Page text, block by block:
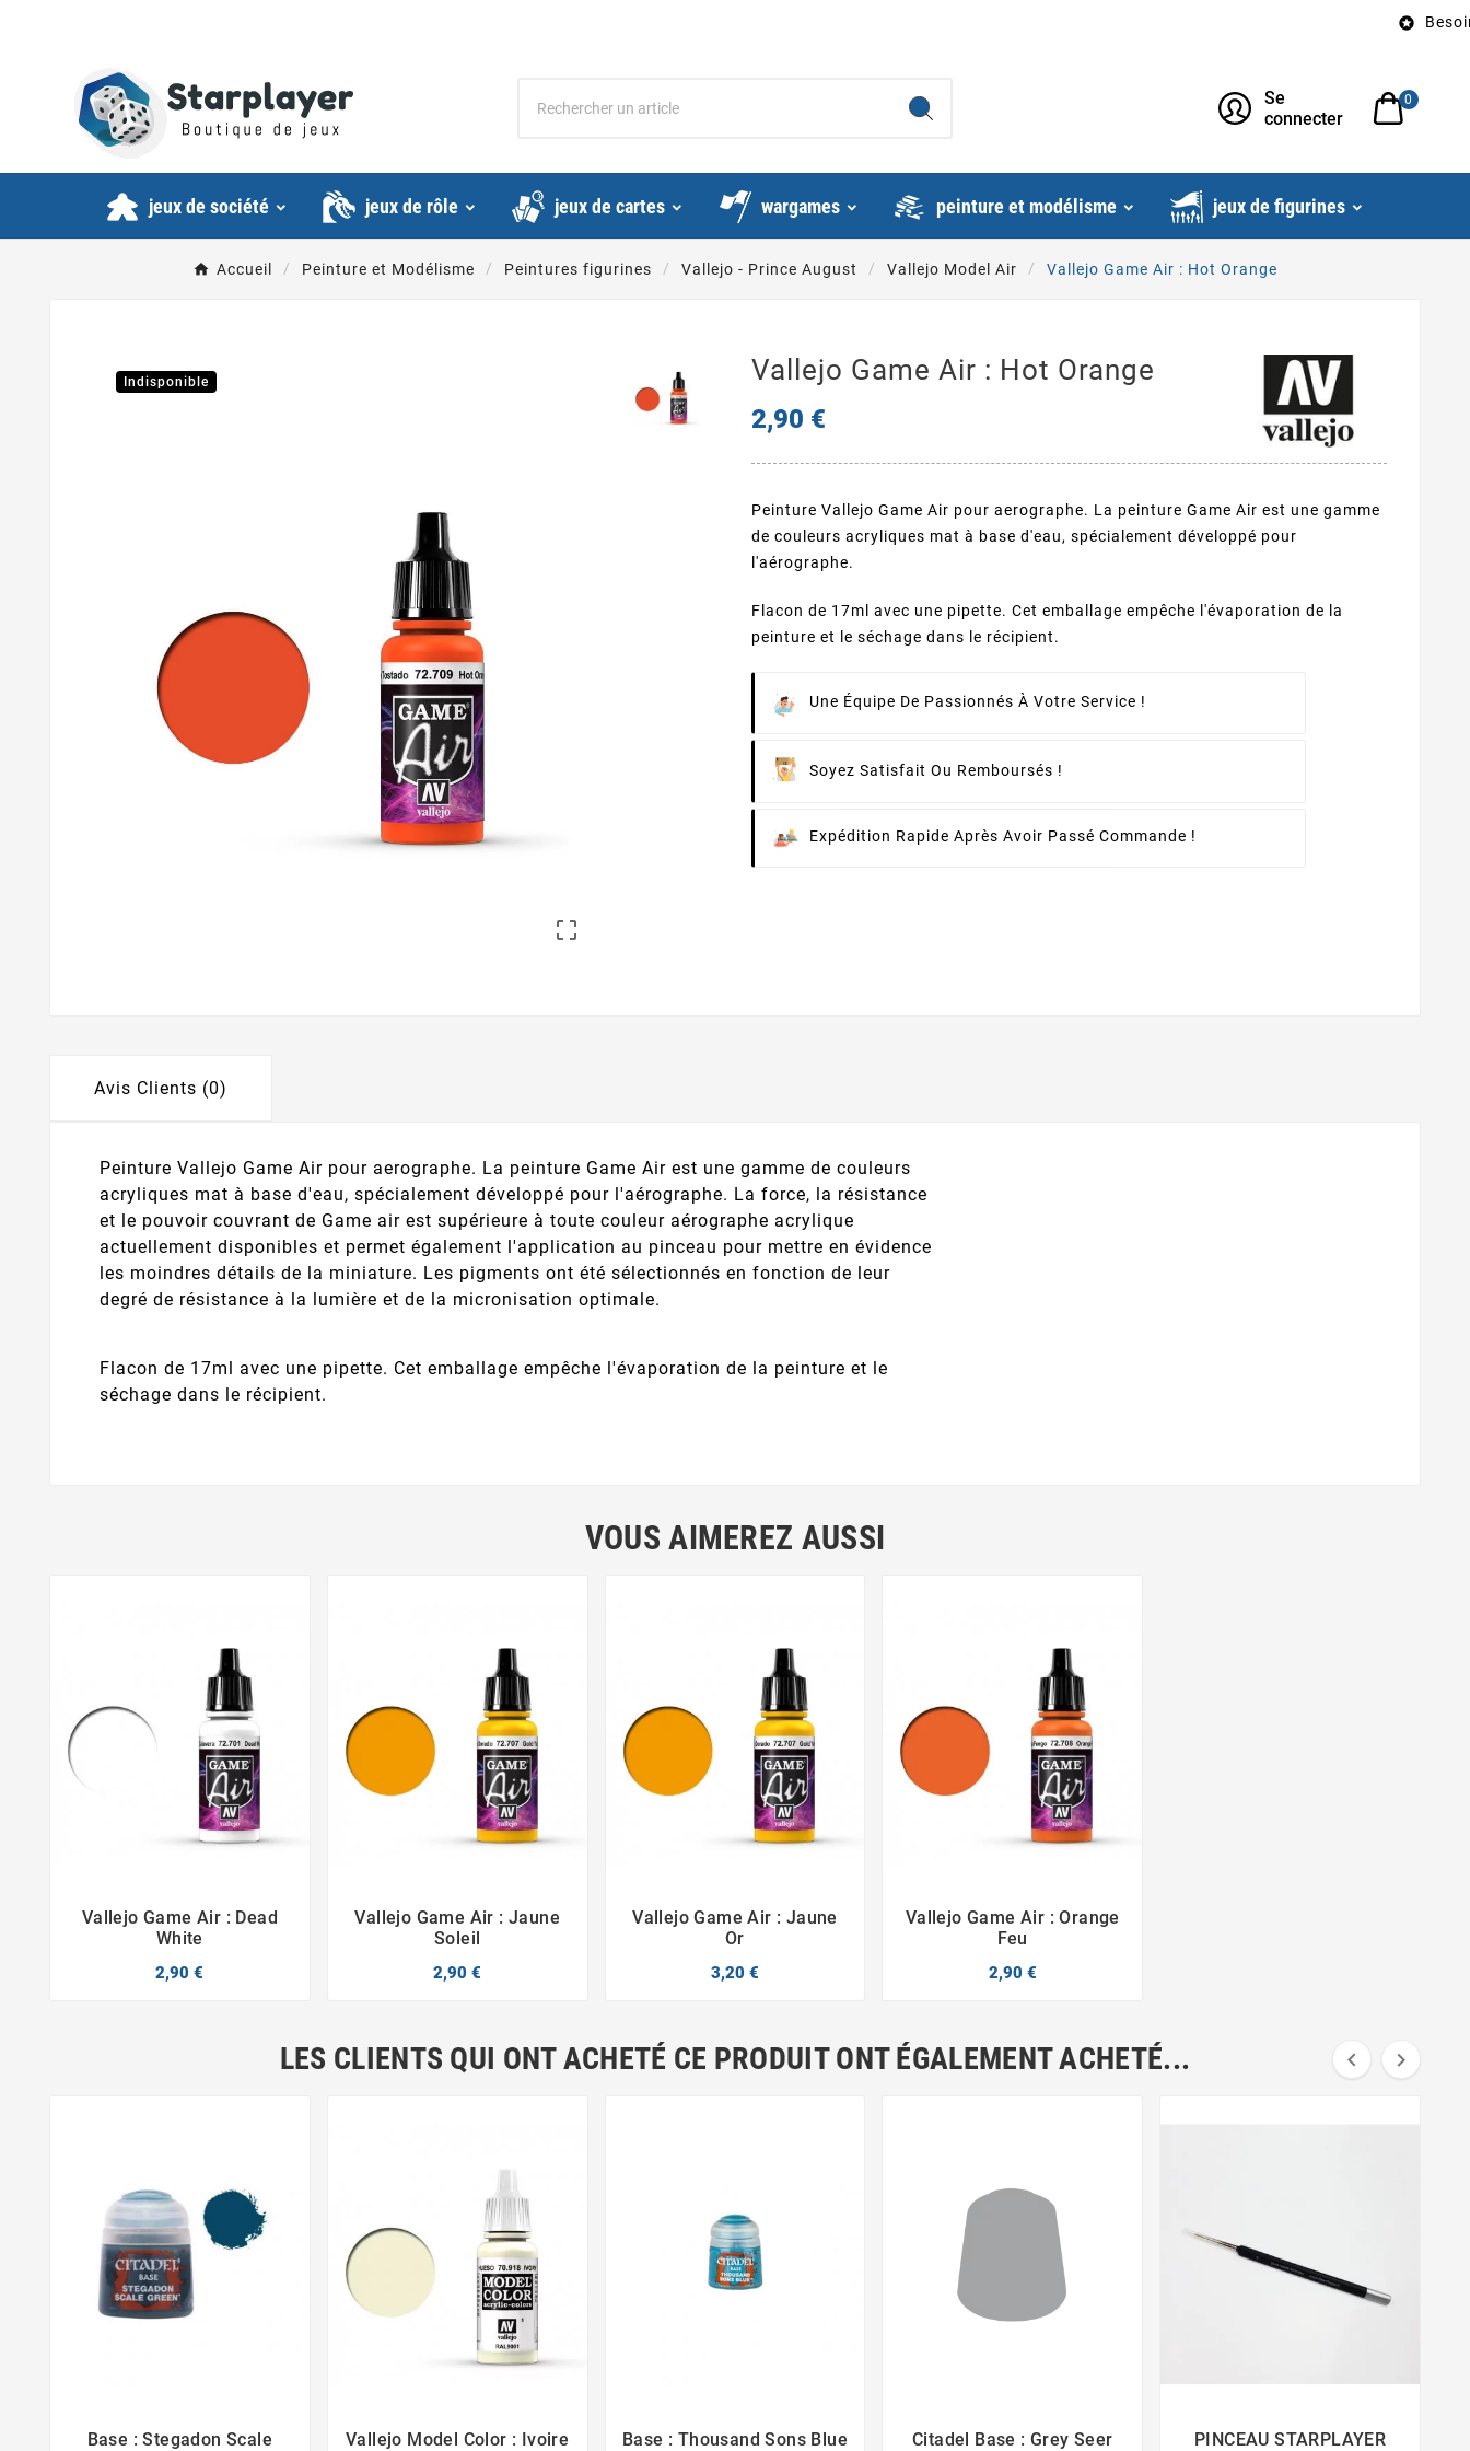
Besoin d’un
Se
connecter
0
jeux de société jeux de rôle jeux de cartes wargames peinture et modélisme jeux de figurines
Accueil Peinture et Modélisme Peintures figurines Vallejo - Prince August Vallejo Model Air Vallejo Game Air : Hot Orange
Indisponible

Vallejo Game Air : Hot Orange
2,90 €
Peinture Vallejo Game Air pour aerographe. La peinture Game Air est une gamme
de couleurs acryliques mat à base d'eau, spécialement développé pour
l'aérographe.
Flacon de 17ml avec une pipette. Cet emballage empêche l'évaporation de la
peinture et le séchage dans le récipient.
Une Équipe De Passionnés À Votre Service !
Soyez Satisfait Ou Remboursés !
Expédition Rapide Après Avoir Passé Commande !
Avis Clients (0)
Peinture Vallejo Game Air pour aerographe. La peinture Game Air est une gamme de couleurs
acryliques mat à base d'eau, spécialement développé pour l'aérographe. La force, la résistance
et le pouvoir couvrant de Game air est supérieure à toute couleur aérographe acrylique
actuellement disponibles et permet également l'application au pinceau pour mettre en évidence
les moindres détails de la miniature. Les pigments ont été sélectionnés en fonction de leur
degré de résistance à la lumière et de la micronisation optimale.
Flacon de 17ml avec une pipette. Cet emballage empêche l'évaporation de la peinture et le
séchage dans le récipient.
VOUS AIMEREZ AUSSI
 
Vallejo Game Air : Dead
White
2,90 €
 
Vallejo Game Air : Jaune
Soleil
2,90 €
Vallejo Game Air : Jaune
Or
3,20 €

Vallejo Game Air : Orange
Feu
2,90 €
LES CLIENTS QUI ONT ACHETÉ CE PRODUIT ONT ÉGALEMENT ACHETÉ...  
Base : Stegadon Scale
Vallejo Model Color : Ivoire Base : Thousand Sons Blue Citadel Base : Grey Seer
PINCEAU STARPLAYER